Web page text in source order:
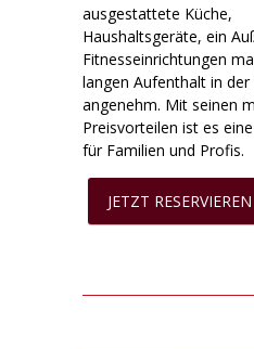
ausgestattete Küche,
Haushaltsgeräte, ein
Fitnesseinrichtungen
langen Aufenthalt in der
angenehm. Mit seinen
Preisvorteilen ist es
für Familien und Profis.
JETZT RESERVIEREN